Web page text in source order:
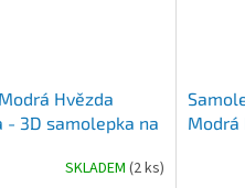
Hvězda
- 3D samolepka na
SKLADEM (2 ks)
Modrá